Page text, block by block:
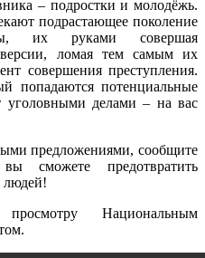
– подростки и молодёжь.
подрастающее поколение
их руками совершая
ломая тем самым их
совершения преступления.
попадаются потенциальные
уголовными делами – на вас
предложениями, сообщите
сможете предотвратить
людей!
Национальным